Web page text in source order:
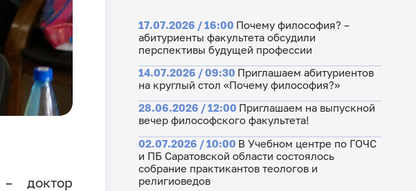
– доктор
17.07.2026 / 16:00 Почему философия? –
абитуриенты факультета обсудили
перспективы будущей профессии
14.07.2026 / 09:30 Приглашаем абитуриентов
на круглый стол «Почему философия?»
28.06.2026 / 12:00 Приглашаем на выпускной
вечер философского факультета!
02.07.2026 / 10:00 В Учебном центре по ГОЧС
и ПБ Саратовской области состоялось
собрание практикантов теологов и
религиоведов